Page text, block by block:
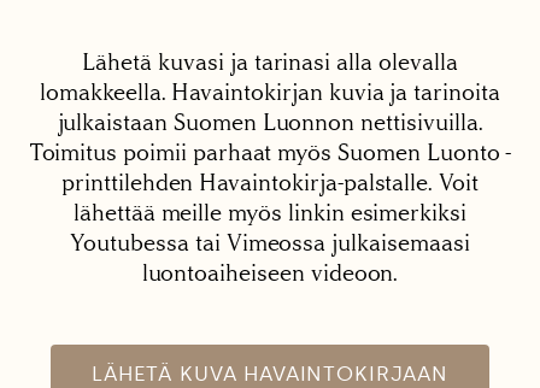
Lähetä kuvasi ja tarinasi alla olevalla
lomakkeella. Havaintokirjan kuvia ja tarinoita
julkaistaan Suomen Luonnon nettisivuilla.
Toimitus poimii parhaat myös Suomen Luonto -
printtilehden Havaintokirja-palstalle. Voit
lähettää meille myös linkin esimerkiksi
Youtubessa tai Vimeossa julkaisemaasi
luontoaiheiseen videoon.
LÄHETÄ KUVA HAVAINTOKIRJAAN